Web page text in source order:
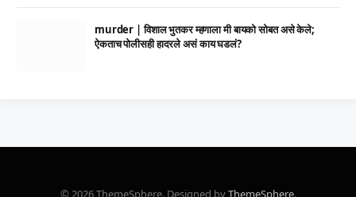
murder | विशाल भुतकर म्हणाला मी बायको सोबत असे केले;
ऐकताच पोलीसही हादरले असं काय घडलं?